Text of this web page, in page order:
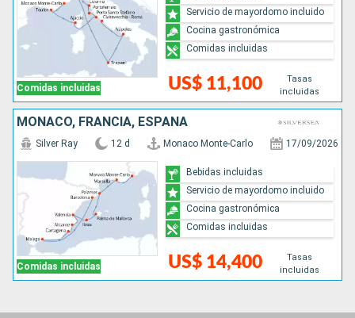
Comidas incluidas US$ 11,100
Tasas
incluidas
Servicio de mayordomo incluido
Cocina gastronómica
Comidas incluidas
MONACO, FRANCIA, ESPAÑA
Comidas incluidas
Silver Ray 12 d Monaco Monte-Carlo 17/09/2026
US$ 14,400
Tasas
incluidas
Bebidas incluidas
Servicio de mayordomo incluido
Cocina gastronómica
Comidas incluidas